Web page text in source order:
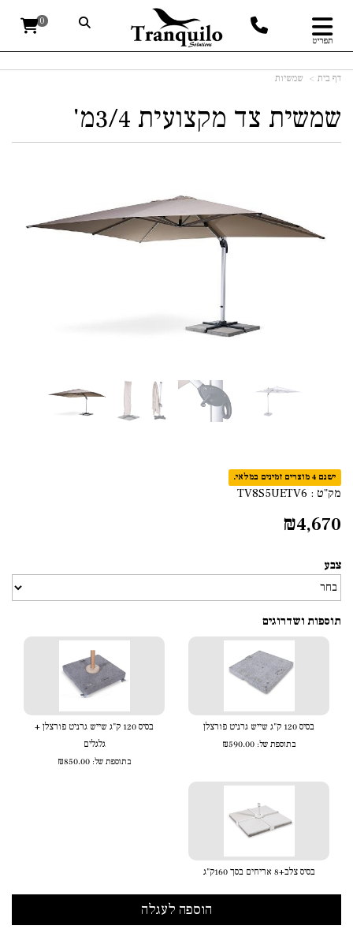
תפריט
0
דף בית שמשיות
שמשית צד מקצועית 3/4מ'
ישנם 4 מוצרים זמינים במלאי.
מק"ט : TV8S5UETV6
₪4,670
צבע
תוספות ושדרוגים
בסיס 120 ק"ג שייש גרניט פורצלן
בתוספת של:₪590.00
בסיס 120 ק"ג שייש גרניט פורצלן +
גלגלים
בתוספת של:₪850.00
בסיס צלב+8 אריחים בסך 160ק"ג